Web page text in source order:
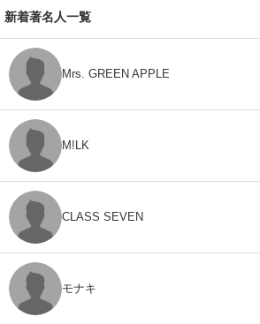
新着著名人一覧
Mrs. GREEN APPLE
M!LK
CLASS SEVEN
モナキ